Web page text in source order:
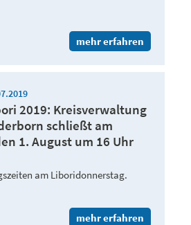
mehr erfahren
2019: Kreisverwaltung
schließt am
1. August um 16 Uhr
am Liboridonnerstag.
mehr erfahren